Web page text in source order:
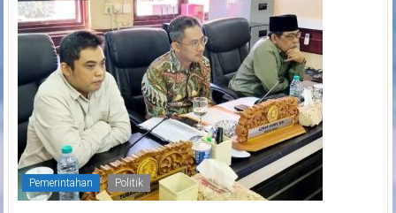
Pemerintahan Politik